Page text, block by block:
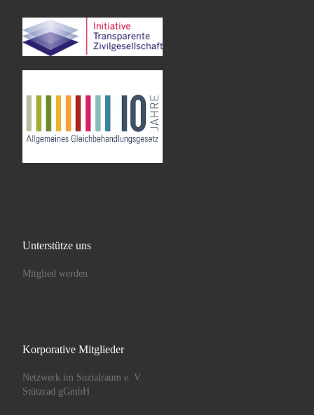
Unterstütze uns
Mitglied werden
Korporative Mitglieder
Netzwerk im Sozialraum e. V.
Stützrad gGmbH